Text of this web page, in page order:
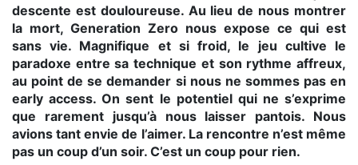
descente est douloureuse. Au lieu de nous montrer
la mort, Generation Zero nous expose ce qui est
sans vie. Magnifique et si froid, le jeu cultive le
paradoxe entre sa technique et son rythme affreux,
au point de se demander si nous ne sommes pas en
early access. On sent le potentiel qui ne s’exprime
que rarement jusqu’à nous laisser pantois. Nous
avions tant envie de l’aimer. La rencontre n’est même
pas un coup d’un soir. C’est un coup pour rien.